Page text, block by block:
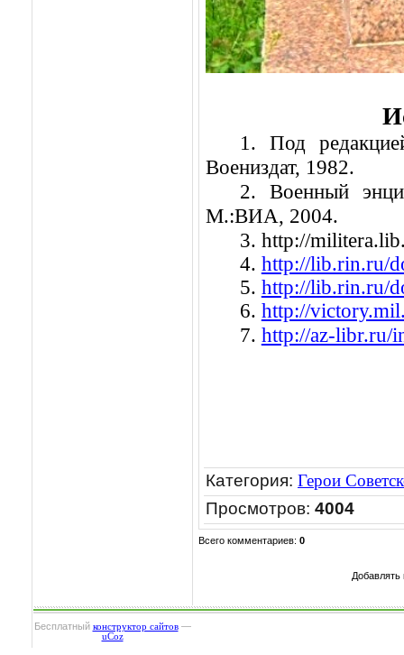
1. Под
Воениздат, 1982.
2. Военный
М.:ВИА, 2004.
3. http://
4. http://lib.rin.ru/
5. http://lib.rin.ru/
6. http://
7. http://az-libr.ru/
Категория: Герои
Просмотров: 4004
Всего комментариев: 0
Добавлять
Бесплатный конструктор сайтов—
uCoz